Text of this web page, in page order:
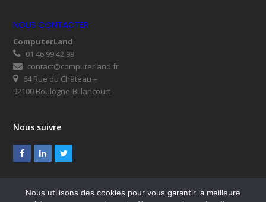
NOUS CONTACTER
ComputerLand
01 46 99 42 99
contact@computerland.fr
64 Rue du Château –
92100 Boulogne-Billancourt
Nous suivre
Facebook
LinkedInTwitter
Nous utilisons des cookies pour vous garantir la meilleure